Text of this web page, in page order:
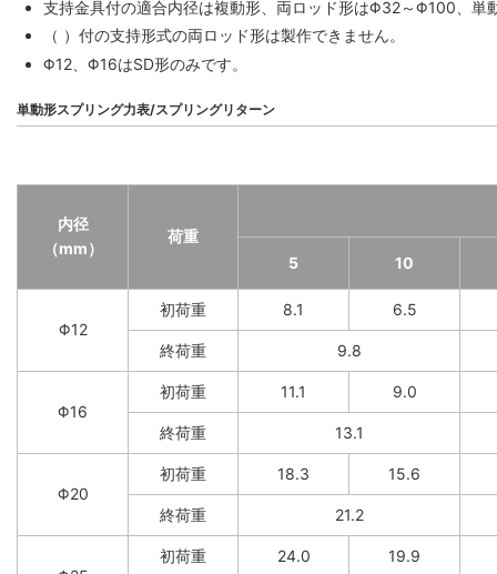
支持金具付の適合内径は複動形、両ロッド形はΦ32～Φ100、
（ ）付の支持形式の両ロッド形は製作できません。
Φ12、Φ16はSD形のみです。
単動形スプリング力表/スプリングリターン
内径
（mm）
荷重
5
10
Φ12
初荷重 8.1 6.5
終荷重 9.8
Φ16
初荷重 11.1 9.0
終荷重 13.1
Φ20
初荷重 18.3 15.6
終荷重 21.2
初荷重 24.0 19.9